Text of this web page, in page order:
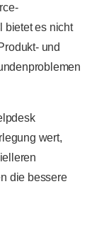
bietet es nicht
und
wert,
die bessere